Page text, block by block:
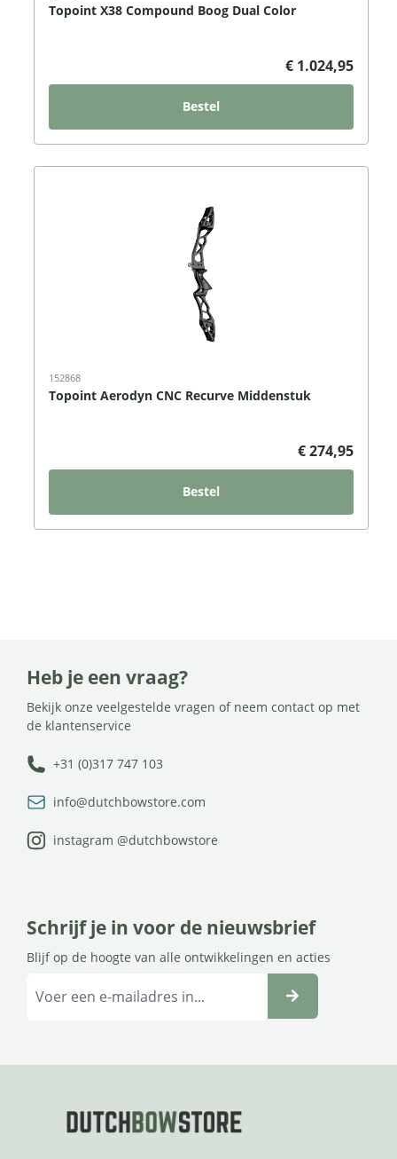
Topoint X38 Compound Boog Dual Color
€ 1.024,95
Bestel
152868
Topoint Aerodyn CNC Recurve Middenstuk
€ 274,95
Bestel
Heb je een vraag?
Bekijk onze veelgestelde vragen of neem contact op met
de klantenservice
+31 (0)317 747 103
info@dutchbowstore.com
instagram @dutchbowstore
Schrijf je in voor de nieuwsbrief
Blijf op de hoogte van alle ontwikkelingen en acties